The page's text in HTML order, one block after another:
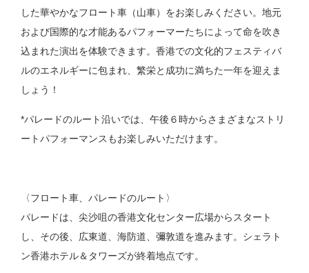
した華やかなフロート車（山車）をお楽しみください。地元
および国際的な才能あるパフォーマーたちによって命を吹き
込まれた演出を体験できます。香港での文化的フェスティバ
ルのエネルギーに包まれ、繁栄と成功に満ちた一年を迎えま
しょう！
*パレードのルート沿いでは、午後６時からさまざまなストリ
ートパフォーマンスもお楽しみいただけます。
〈フロート車、パレードのルート〉
パレードは、尖沙咀の香港文化センター広場からスタート
し、その後、広東道、海防道、彌敦道を進みます。シェラト
ン香港ホテル＆タワーズが終着地点です。